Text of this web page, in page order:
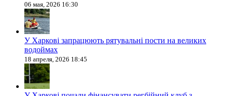
06 мая, 2026 16:30
У Харкові запрацюють рятувальні пости на великих
водоймах
18 апреля, 2026 18:45